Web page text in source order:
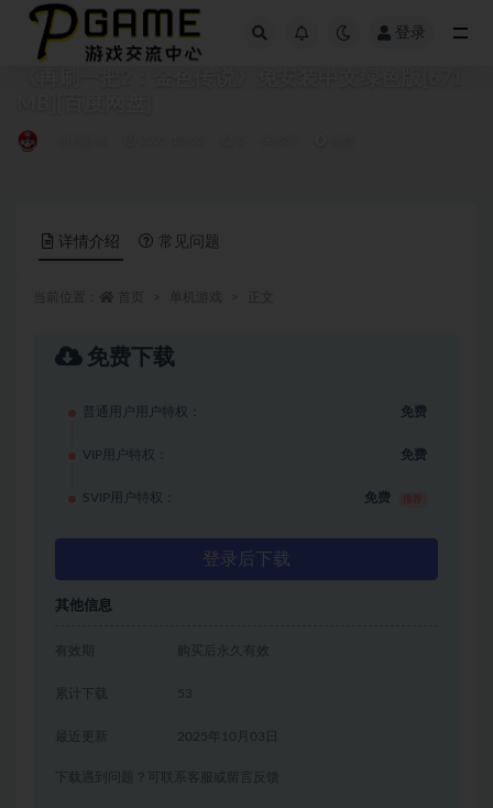
登录
详情介绍 常见问题
免费下载
普通用户用户特权： 免费
VIP用户特权： 免费
SVIP用户特权： 免费
登录后下载
其他信息
有效期 购买后永久有效
累计下载 53
2025年10月03日
下载遇到问题？可联系客服或留言反馈
全部